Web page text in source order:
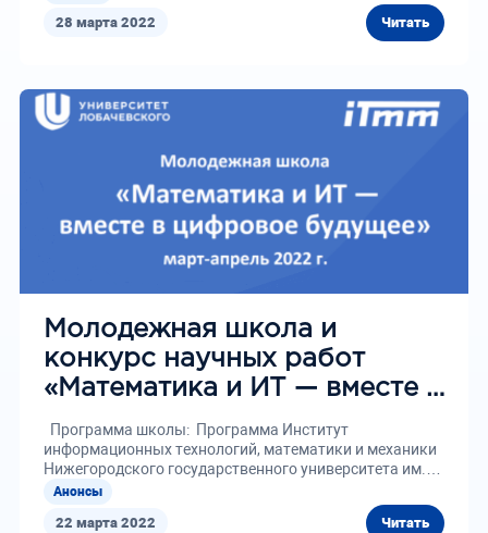
28 марта 2022 Читать
22 марта 2022 Читать
Молодежная школа и
конкурс научных работ
«Математика и ИТ — вместе в
цифровое будущее»
Программа школы: Программа Институт
информационных технологий, математики и механики
Нижегородского государственного университета им.
Н.И. Лобачевского проводит...
Анонсы